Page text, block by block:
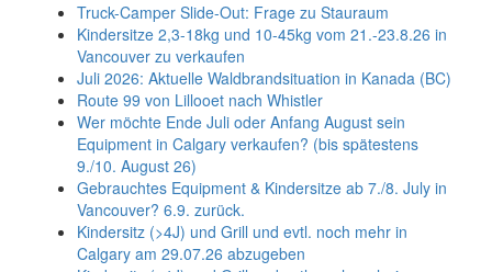
Truck-Camper Slide-Out: Frage zu Stauraum
Kindersitze 2,3-18kg und 10-45kg vom 21.-23.8.26 in
Vancouver zu verkaufen
Juli 2026: Aktuelle Waldbrandsituation in Kanada (BC)
Route 99 von Lillooet nach Whistler
Wer möchte Ende Juli oder Anfang August sein
Equipment in Calgary verkaufen? (bis spätestens
9./10. August 26)
Gebrauchtes Equipment & Kindersitze ab 7./8. July in
Vancouver? 6.9. zurück.
Kindersitz (>4J) und Grill und evtl. noch mehr in
Calgary am 29.07.26 abzugeben